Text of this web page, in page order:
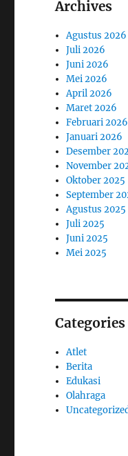
Archives
Agustus 2026
Juli 2026
Juni 2026
Mei 2026
April 2026
Maret 2026
Februari 2026
Januari 2026
Desember
November
Oktober 2025
September
Agustus 2025
Juli 2025
Juni 2025
Mei 2025
Categories
Atlet
Berita
Edukasi
Olahraga